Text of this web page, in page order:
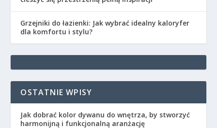
Grzejniki do łazienki: Jak wybrać idealny kaloryfer
dla komfortu i stylu?
OSTATNIE WPISY
Jak dobrać kolor dywanu do wnętrza, by stworzyć
harmonijną i funkcjonalną aranżację